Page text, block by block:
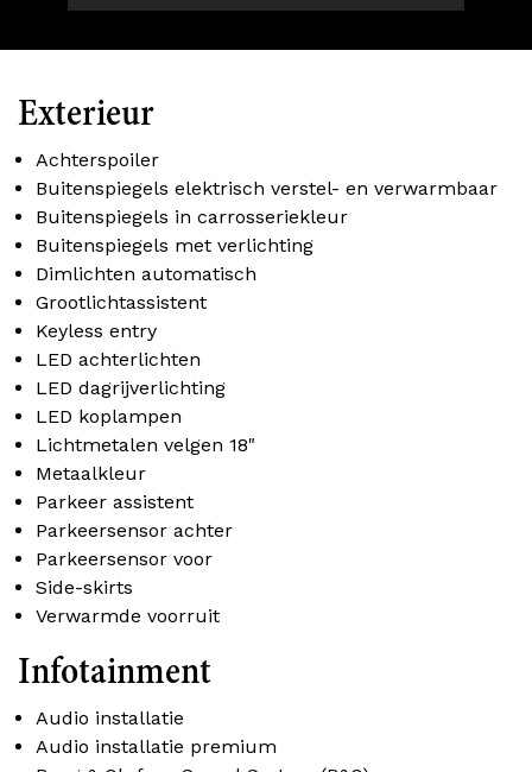
Exterieur
Achterspoiler
Buitenspiegels elektrisch verstel- en verwarmbaar
Buitenspiegels in carrosseriekleur
Buitenspiegels met verlichting
Dimlichten automatisch
Grootlichtassistent
Keyless entry
LED achterlichten
LED dagrijverlichting
LED koplampen
Lichtmetalen velgen 18"
Metaalkleur
Parkeer assistent
Parkeersensor achter
Parkeersensor voor
Side-skirts
Verwarmde voorruit
Infotainment
Audio installatie
Audio installatie premium